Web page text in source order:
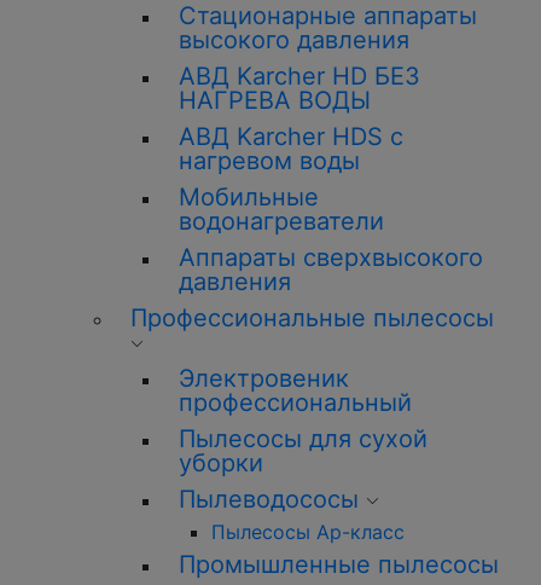
Стационарные аппараты
высокого давления
АВД Karcher HD БЕЗ
НАГРЕВА ВОДЫ
АВД Karcher HDS с
нагревом воды
Мобильные
водонагреватели
Аппараты сверхвысокого
давления
Профессиональные пылесосы
Электровеник
профессиональный
Пылесосы для сухой
уборки
Пылеводососы
Пылесосы Ар-класс
Промышленные пылесосы